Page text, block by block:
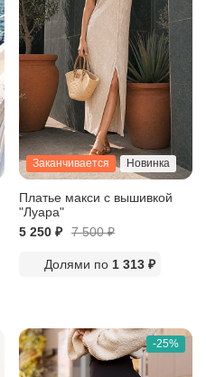
Заканчивается Новинка
Платье макси с вышивкой
"Луара"
5 250 ₽
7 500₽
Долями по 1 313 ₽
-25%